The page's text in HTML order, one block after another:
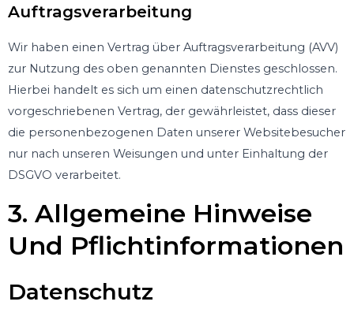
Auftragsverarbeitung
Wir haben einen Vertrag über Auftragsverarbeitung (AVV)
zur Nutzung des oben genannten Dienstes geschlossen.
Hierbei handelt es sich um einen datenschutzrechtlich
vorgeschriebenen Vertrag, der gewährleistet, dass dieser
die personenbezogenen Daten unserer Websitebesucher
nur nach unseren Weisungen und unter Einhaltung der
DSGVO verarbeitet.
3. Allgemeine Hinweise
Und Pflicht­informationen
Datenschutz